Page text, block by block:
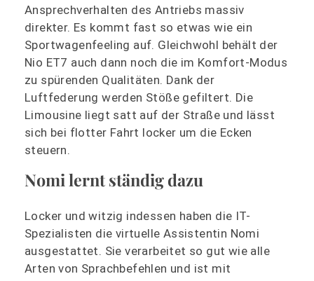
Ansprechverhalten des Antriebs massiv
direkter. Es kommt fast so etwas wie ein
Sportwagenfeeling auf. Gleichwohl behält der
Nio ET7 auch dann noch die im Komfort-Modus
zu spürenden Qualitäten. Dank der
Luftfederung werden Stöße gefiltert. Die
Limousine liegt satt auf der Straße und lässt
sich bei flotter Fahrt locker um die Ecken
steuern.
Nomi lernt ständig dazu
Locker und witzig indessen haben die IT-
Spezialisten die virtuelle Assistentin Nomi
ausgestattet. Sie verarbeitet so gut wie alle
Arten von Sprachbefehlen und ist mit